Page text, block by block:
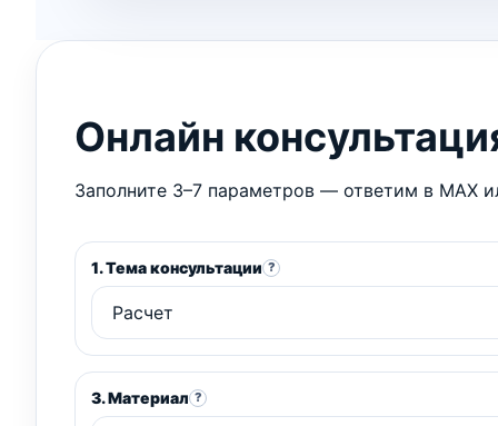
Онлайн
Заполните 3–7 параметров — ответим в MAX
1. Тема консультации ?
3. Материал ?